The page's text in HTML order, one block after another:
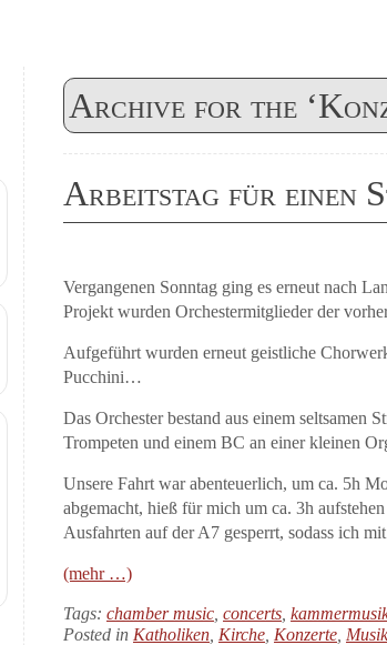
Archive for the
Arbeitstag für einen
Vergangenen Sonntag ging es erneut nach
Projekt wurden Orchestermitglieder der
Aufgeführt wurden erneut geistliche
Pucchini…
Das Orchester bestand aus einem
Trompeten und einem BC an einer kleinen
Unsere Fahrt war abenteuerlich, um ca. 5h
abgemacht, hieß für mich um ca. 3h
Ausfahrten auf der A7 gesperrt, sodass ich
(mehr …)
Tags: chamber music concerts
Posted in Katholiken Kirche Konzerte Musik